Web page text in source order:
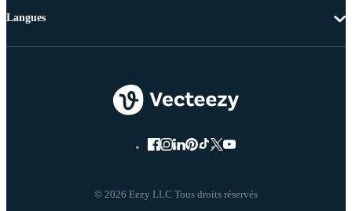
© 2026 Eezy LLC Tous droits réservés
Langues